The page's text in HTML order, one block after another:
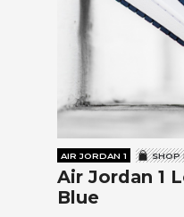
AIR JORDAN 1 SHOP
Air Jordan 1
Blue